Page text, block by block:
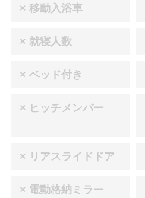
× 移動入浴車
× 就寝人数
× ベッド付き
× ヒッチメンバー
× リアスライドドア
× 電動格納ミラー